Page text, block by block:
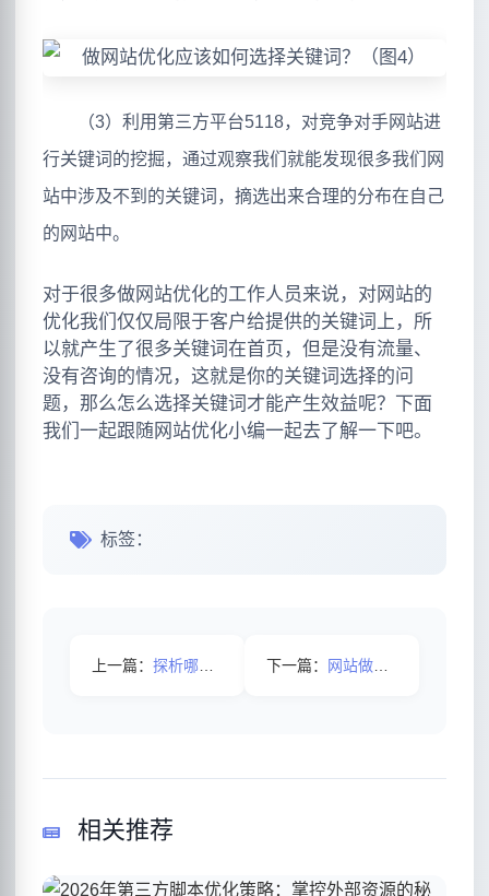
（3）利用第三方平台5118，对竞争对手网站进
行关键词的挖掘，通过观察我们就能发现很多我们网
站中涉及不到的关键词，摘选出来合理的分布在自己
的网站中。
对于很多做网站优化的工作人员来说，对网站的
优化我们仅仅局限于客户给提供的关键词上，所
以就产生了很多关键词在首页，但是没有流量、
没有咨询的情况，这就是你的关键词选择的问
题，那么怎么选择关键词才能产生效益呢？下面
我们一起跟随网站优化小编一起去了解一下吧。
标签：
上一篇： 探析哪些方法让未收录的网站页面重新收录? 下一篇： 网站做单页面建设对优化有哪些好处呢？
相关推荐